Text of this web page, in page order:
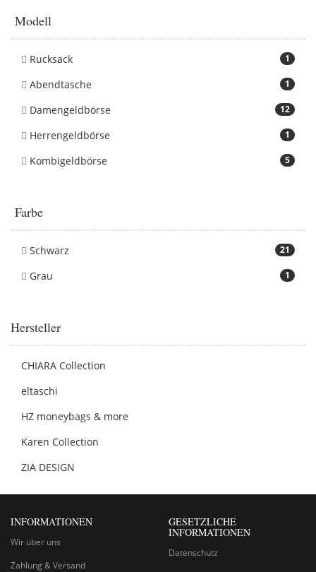
Modell
1
Rucksack
1
Abendtasche
12
Damengeldbörse
1
Herrengeldbörse
5
Kombigeldbörse
Farbe
21
Schwarz
1
Grau
Hersteller
CHIARA Collection
eltaschi
HZ moneybags & more
Karen Collection
ZIA DESIGN
INFORMATIONEN
Wir über uns
Zahlung & Versand
GESETZLICHE
INFORMATIONEN
Datenschutz